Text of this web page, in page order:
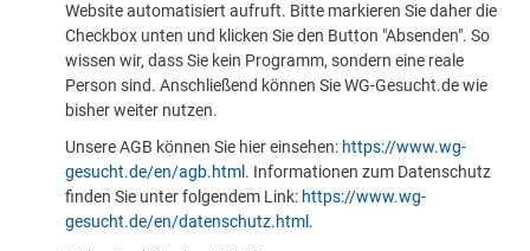
Website automatisiert aufruft. Bitte markieren Sie daher die
Checkbox unten und klicken Sie den Button "Absenden". So
wissen wir, dass Sie kein Programm, sondern eine reale
Person sind. Anschließend können Sie WG-Gesucht.de wie
bisher weiter nutzen.
Unsere AGB können Sie hier einsehen: https://www.wg-
gesucht.de/en/agb.html . Informationen zum Datenschutz
finden Sie unter folgendem Link: https://www.wg-
gesucht.de/en/datenschutz.html .